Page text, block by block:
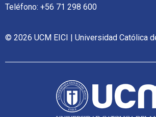
Teléfono: +56 71 298 600
© 2026 UCM EICI | Universidad Católica